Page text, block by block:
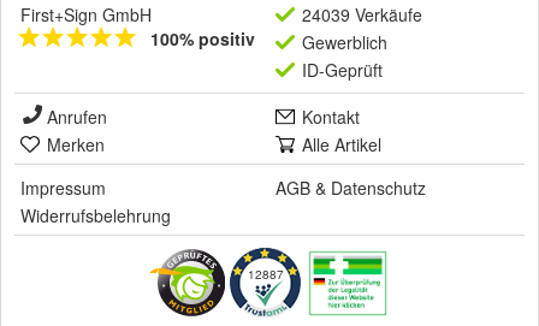
First+Sign GmbH
100% positiv
24039 Verkäufe
Gewerblich
ID-Geprüft
Anrufen
Kontakt
Merken
Alle Artikel
Impressum
AGB & Datenschutz
Widerrufsbelehrung
12887